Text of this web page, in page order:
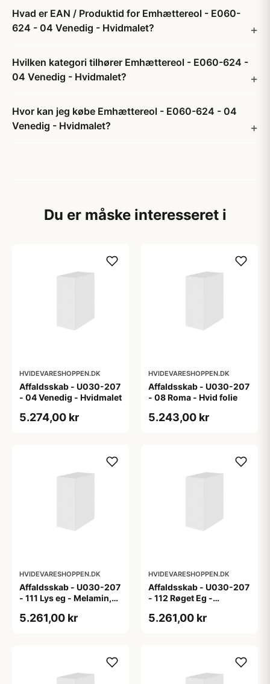
Hvad er EAN / Produktid for Emhættereol - E060-
624 - 04 Venedig - Hvidmalet?
Hvilken kategori tilhører Emhættereol - E060-624 -
04 Venedig - Hvidmalet?
Hvor kan jeg købe Emhættereol - E060-624 - 04
Venedig - Hvidmalet?
Du er måske interesseret i
HVIDEVARESHOPPEN.DK
Affaldsskab - U030-207
- 04 Venedig - Hvidmalet
5.274,00 kr
HVIDEVARESHOPPEN.DK
Affaldsskab - U030-207
- 08 Roma - Hvid folie
5.243,00 kr
HVIDEVARESHOPPEN.DK
Affaldsskab - U030-207
- 111 Lys eg - Melamin,
5.261,00 kr
HVIDEVARESHOPPEN.DK
Affaldsskab - U030-207
- 112 Røget Eg -
5.261,00 kr